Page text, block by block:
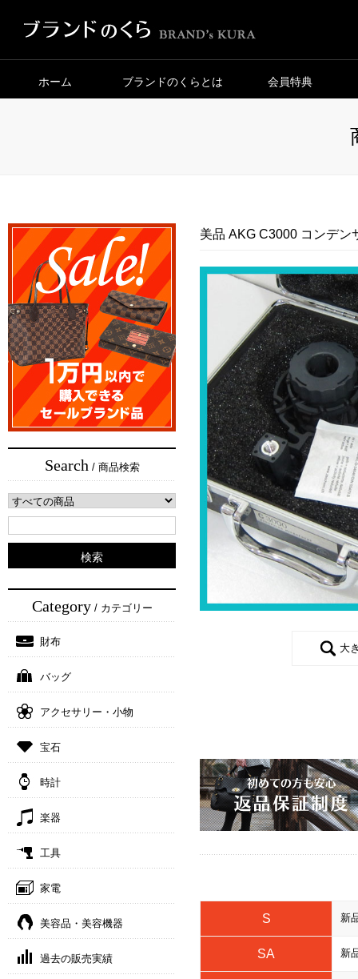
ホーム ブランドのくらとは 会員特典
Search/ 商品検索
Category/ カテゴリー
財布
バッグ
アクセサリー・小物
宝石
時計
楽器
工具
家電
美容品・美容機器
過去の販売実績
美品 AKG C3000 コンデン
大
S 新
SA 新